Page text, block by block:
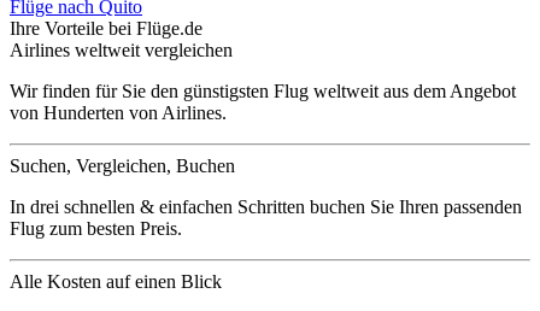
Flüge nach Quito
Ihre Vorteile bei Flüge.de
Airlines weltweit vergleichen
Wir finden für Sie den günstigsten Flug weltweit aus dem Angebot
von Hunderten von Airlines.
Suchen, Vergleichen, Buchen
In drei schnellen & einfachen Schritten buchen Sie Ihren passenden
Flug zum besten Preis.
Alle Kosten auf einen Blick